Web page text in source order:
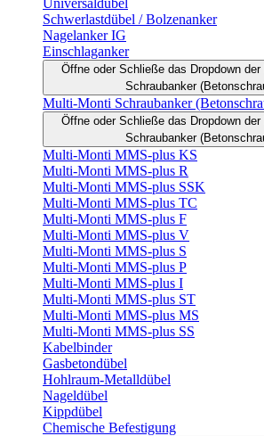
Universaldübel
Schwerlastdübel / Bolzenanker
Nagelanker IG
Einschlaganker
Öffne oder Schließe das Dropdown
Schraubanker
Multi-Monti Schraubanker
Öffne oder Schließe das Dropdown
Schraubanker
Multi-Monti MMS-plus KS
Multi-Monti MMS-plus R
Multi-Monti MMS-plus SSK
Multi-Monti MMS-plus TC
Multi-Monti MMS-plus F
Multi-Monti MMS-plus V
Multi-Monti MMS-plus S
Multi-Monti MMS-plus P
Multi-Monti MMS-plus I
Multi-Monti MMS-plus ST
Multi-Monti MMS-plus MS
Multi-Monti MMS-plus SS
Kabelbinder
Gasbetondübel
Hohlraum-Metalldübel
Nageldübel
Kippdübel
Chemische Befestigung